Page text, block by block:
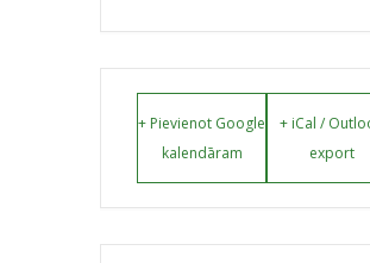
+ Pievienot Google
kalendāram
+ iCal /
export